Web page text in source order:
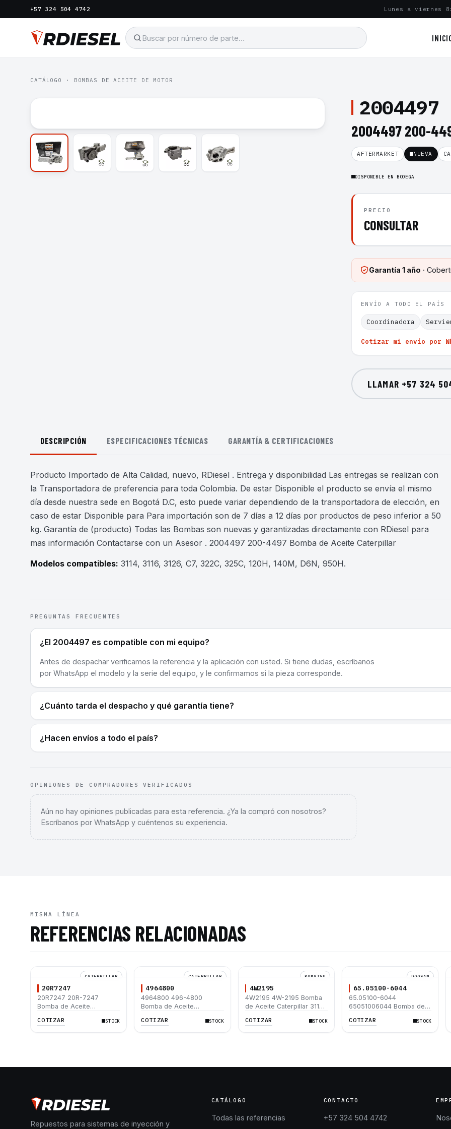
+57 324 504 4742 Lunes a viernes
CATÁLOGO · BOMBAS DE ACEITE DE MOTOR
2004497
2004497 200-
AFTERMARKET NUEVA
DISPONIBLE EN BODEGA
PRECIO
CONSULTAR
Garantía 1 año ·
ENVÍO A TODO EL PAÍS
Coordinadora
Cotizar mi envío por
LLAMAR +57 324
DESCRIPCIÓN ESPECIFICACIONES TÉCNICAS GARANTÍA & CERTIFICACIONES
Producto Importado de Alta Calidad, nuevo, RDiesel . Entrega y disponibilidad Las entregas se realizan con
la Transportadora de preferencia para toda Colombia. De estar Disponible el producto se envía el mismo
día desde nuestra sede en Bogotá D.C, esto puede variar dependiendo de la transportadora de elección, en
caso de estar Disponible para Para importación son de 7 días a 12 días por productos de peso inferior a 50
kg. Garantía de (producto) Todas las Bombas son nuevas y garantizadas directamente con RDiesel para
mas información Contactarse con un Asesor . 2004497 200-4497 Bomba de Aceite Caterpillar
Modelos compatibles: 3114, 3116, 3126, C7, 322C, 325C, 120H, 140M, D6N, 950H.
PREGUNTAS FRECUENTES
¿El 2004497 es compatible con mi equipo?
Antes de despachar verificamos la referencia y la aplicación con usted. Si tiene dudas, escríbanos
por WhatsApp el modelo y la serie del equipo, y le confirmamos si la pieza corresponde.
¿Cuánto tarda el despacho y qué garantía tiene?
¿Hacen envíos a todo el país?
OPINIONES DE COMPRADORES VERIFICADOS
Aún no hay opiniones publicadas para esta referencia. ¿Ya la compró con nosotros?
Escríbanos por WhatsApp y cuéntenos su experiencia.
MISMA LÍNEA
REFERENCIAS RELACIONADAS
CATERPILLAR
20R7247
20R7247 20R-7247
Bomba de Aceite
COTIZAR STOCK
CATERPILLAR
4964800
4964800 496-4800
Bomba de Aceite
COTIZAR STOCK
KOMATSU
4W2195
4W2195 4W-2195 Bomba
de Aceite Caterpillar 3114
120H 140M D6N 950H
COTIZAR STOCK
DOOSAN
65.05100-6044
65.05100-6044
65051006044 Bomba de
340LC-V SOLAR 420LC-V
COTIZAR STOCK
Repuestos para sistemas de inyección y
CATÁLOGO
Todas las referencias
CONTACTO
+57 324 504 4742